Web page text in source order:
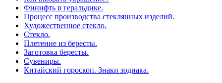
Финифть в геральдике.
Процесс производства стеклянных изделий.
Художественное стекло.
Стекло.
Плетение из бересты.
Заготовка бересты.
Сувениры.
Китайский гороскоп. Знаки зодиака.